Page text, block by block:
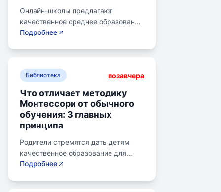
Онлайн-школы предлагают
качественное среднее образование
без привязки к району. Важно
предпочитаемую нагрузку. Важно
получить аттестат для поступления
в университет или колледж.
Онлайн-школы могут быть разными
по формату: с зачислением,
семейное образование, онлайн-
курсы, самостоятельная
платформа, индивидуальный
предложить разные уровни
Подробнее
Библиотека позавчера
Что отличает методику
Монтессори от обычного
обучения: 3 главных
принципа
Родители стремятся дать детям
качественное образование для
лучшего будущего. Обучение по
Подробнее